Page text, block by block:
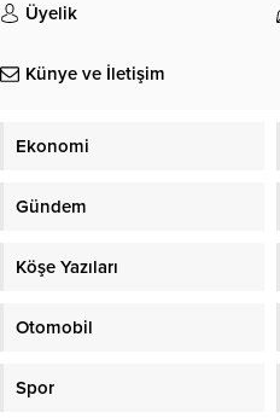
Üyelik
Künye ve İletişim
Ekonomi
Gündem
Köşe Yazıları
Otomobil
Spor